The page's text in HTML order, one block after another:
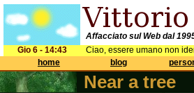
Affacciato sul Web dal
Gio 6 - 14:43
Ciao, essere umano non
home
blog
Near a tree